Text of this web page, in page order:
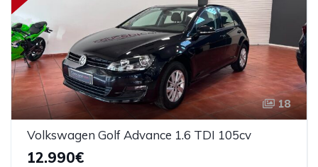
18
Volkswagen Golf Advance 1.6 TDI 105cv
12.990€